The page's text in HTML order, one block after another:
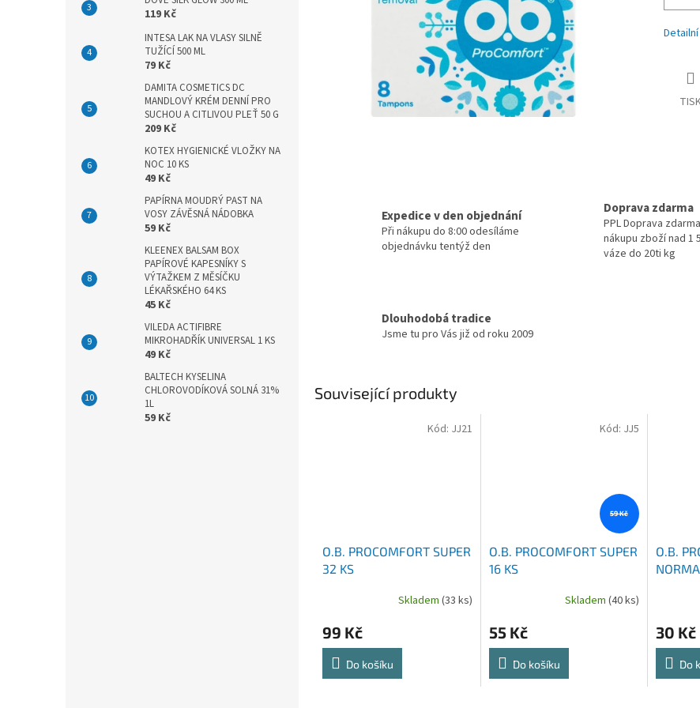
119 Kč
INTESA LAK NA VLASY SILNĚ
TUŽÍCÍ 500 ML
79 Kč
DAMITA COSMETICS DC
MANDLOVÝ KRÉM DENNÍ PRO
SUCHOU A CITLIVOU PLEŤ 50 G
209 Kč
KOTEX HYGIENICKÉ VLOŽKY NA
NOC 10 KS
49 Kč
PAPÍRNA MOUDRÝ PAST NA
VOSY ZÁVĚSNÁ NÁDOBKA
59 Kč
KLEENEX BALSAM BOX
PAPÍROVÉ KAPESNÍKY S
VÝTAŽKEM Z MĚSÍČKU
LÉKAŘSKÉHO 64 KS
45 Kč
VILEDA ACTIFIBRE
MIKROHADŘÍK UNIVERSAL 1 KS
49 Kč
BALTECH KYSELINA
CHLOROVODÍKOVÁ SOLNÁ 31%
1L
59 Kč
Expedice v den objednání
Při nákupu do 8:00 odesíláme
objednávku tentýž den
Doprava zdarma
PPL Doprava
nákupu zboží nad 1
váze do 20ti kg
Dlouhodobá tradice
Jsme tu pro Vás již od roku 2009
Související produkty
O.B. PROCOMFORT SUPER
32 KS
Skladem (33 ks)
99 Kč
Do košíku
Kód: JJ21
59 Kč
O.B. PROCOMFORT SUPER
16 KS
Skladem (40 ks)
55 Kč
Do košíku
Kód: JJ5
O.B.
30 Kč
Do